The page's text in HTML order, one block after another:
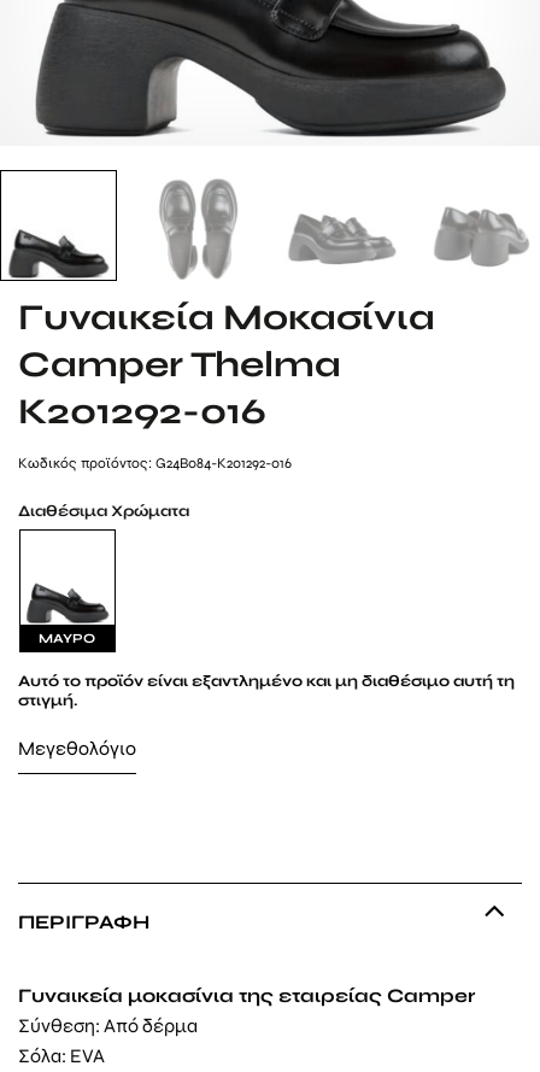
Γυναικεία Μοκασίνια
Camper Thelma
K201292-016
Kωδικός προϊόντος: G24B084-K201292-016
Διαθέσιμα Χρώματα
ΜΑΥΡΟ
Αυτό το προϊόν είναι εξαντλημένο και μη διαθέσιμο αυτή τη
στιγμή.
Μεγεθολόγιο
ΠΕΡΙΓΡΑΦΉ
Γυναικεία μοκασίνια της εταιρείας Camper
Σύνθεση: Από δέρμα
Σόλα: EVA